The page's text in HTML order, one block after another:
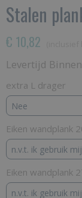
Stalen
€ 10,82
Levertijd
extra L drager
Eiken wandplank
Eiken wandplank